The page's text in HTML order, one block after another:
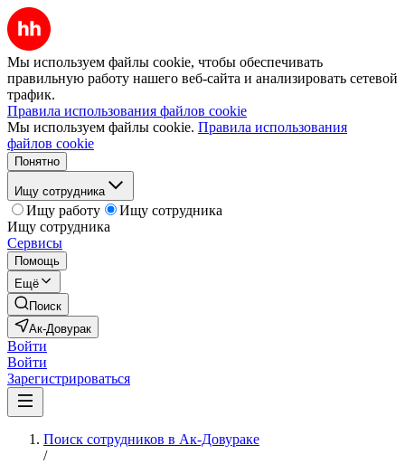
Мы используем файлы cookie, чтобы обеспечивать
правильную работу нашего веб-сайта и анализировать сетевой
трафик.
Правила использования файлов cookie
Мы используем файлы cookie. Правила использования
файлов cookie
Понятно
Ищу сотрудника
Ищу работу
Ищу сотрудника
Ищу сотрудника
Сервисы
Помощь
Ещё
Поиск
Ак-Довурак
Войти
Войти
Зарегистрироваться
Поиск сотрудников в Ак-Довураке
/